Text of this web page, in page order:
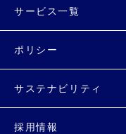
サービス一覧
ポリシー
サステナビリティ
採用情報